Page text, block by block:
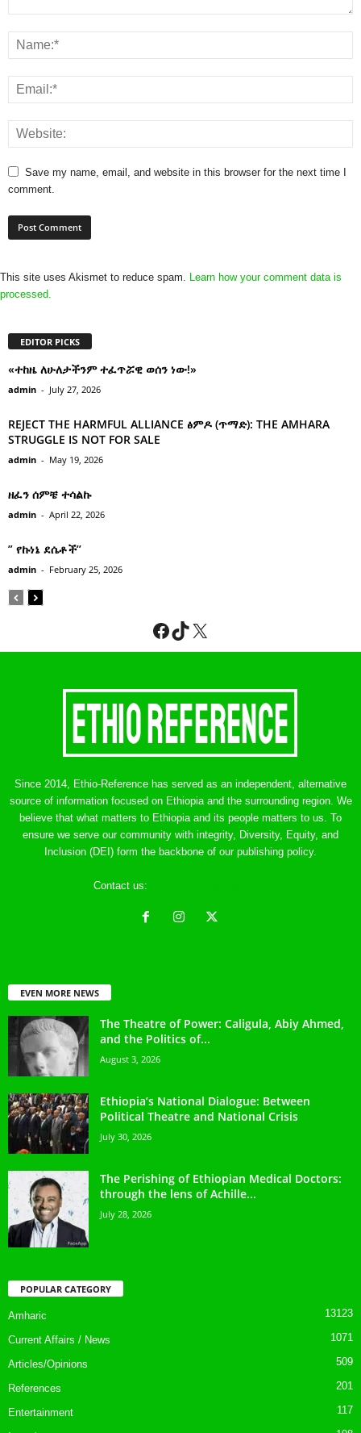
Save my name, email, and website in this browser for the next time I
comment.
This site uses Akismet to reduce spam. Learn how your comment data is
processed.
EDITOR PICKS
«ተከዜ ለሁለታችንም ተፈጥሯዊ ወሰን ነው!»
admin - July 27, 2026
REJECT THE HARMFUL ALLIANCE ፅምዶ (ጥማድ): THE AMHARA
STRUGGLE IS NOT FOR SALE
admin - May 19, 2026
ዘፈን ሰምቼ ተሳልኩ
admin - April 22, 2026
” የኩነኔ ደሴቶች’’
admin - February 25, 2026
Facebook
TikTok
X
Since 2014, Ethio-Reference has served as an independent, alternative
source of information focused on Ethiopia and the surrounding region. We
believe that what matters to Ethiopia and its people matters to us. To
ensure we serve our community with integrity, Diversity, Equity, and
Inclusion (DEI) form the backbone of our publishing policy.
Contact us:
EVEN MORE NEWS
The Theatre of Power: Caligula, Abiy Ahmed,
and the Politics of...
August 3, 2026
Ethiopia’s National Dialogue: Between
Political Theatre and National Crisis
July 30, 2026
The Perishing of Ethiopian Medical Doctors:
through the lens of Achille...
July 28, 2026
POPULAR CATEGORY
Amharic 13123
Current Affairs / News 1071
Articles/Opinions 509
References 201
Entertainment 117